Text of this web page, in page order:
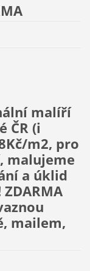
malíří
ČR (i
m2, pro
malujeme
a úklid
mailem,